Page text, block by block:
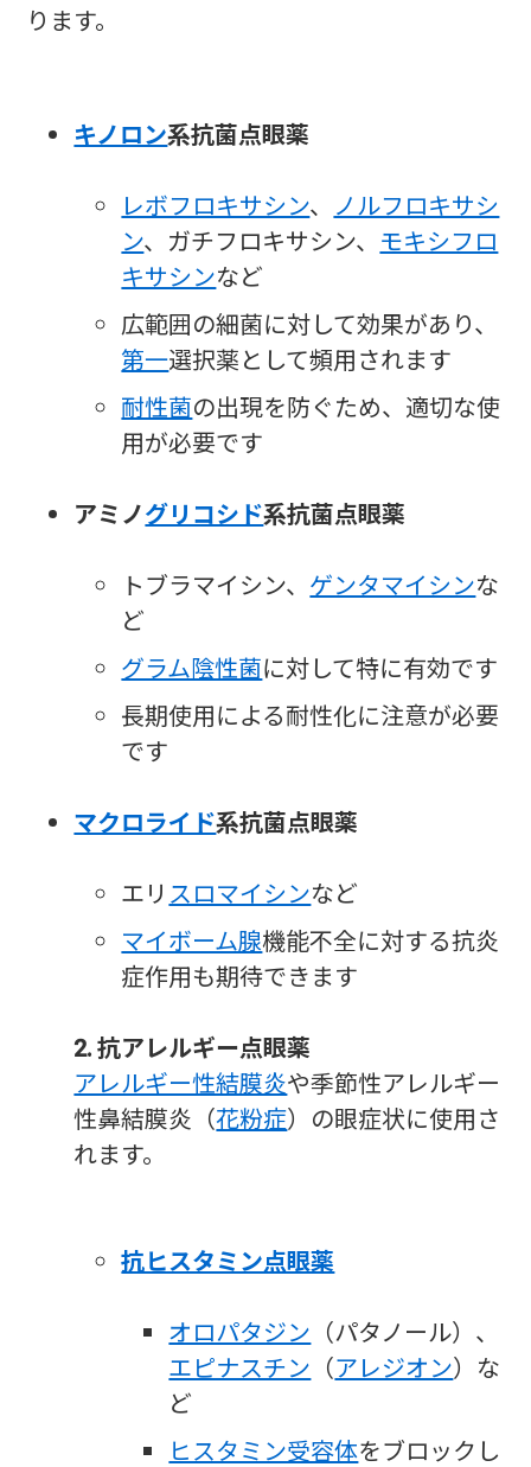
ります。
キノロン系抗菌点眼薬
レボフロキサシン、 ノルフロキサシ
ン、ガチフロキサシン、 モキシフロ
キサシンなど
広範囲の細菌に対して効果があり、
第一選択薬として頻用されます
耐性菌の出現を防ぐため、適切な使
用が必要です
アミノグリコシド系抗菌点眼薬
トブラマイシン、 ゲンタマイシンな
ど
グラム陰性菌に対して特に有効です
長期使用による耐性化に注意が必要
です
マクロライド系抗菌点眼薬
エリ スロマイシンなど
マイボーム腺機能不全に対する抗炎
症作用も期待できます
2. 抗アレルギー点眼薬
アレルギー性結膜炎や季節性アレルギー
性鼻結膜炎（花粉症）の眼症状に使用さ
れます。
抗ヒスタミン点眼薬
オロパタジン （パタノール）、
エピナスチン （アレジオン）な
ど
ヒスタミン受容体をブロックし